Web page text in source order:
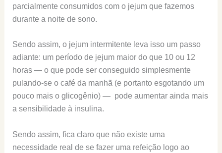
parcialmente consumidos com o jejum que fazemos
durante a noite de sono.
Sendo assim, o jejum intermitente leva isso um passo
adiante: um período de jejum maior do que 10 ou 12
horas — o que pode ser conseguido simplesmente
pulando-se o café da manhã (e portanto esgotando um
pouco mais o glicogênio) — pode aumentar ainda mais
a sensibilidade à insulina.
Sendo assim, fica claro que não existe uma
necessidade real de se fazer uma refeição logo ao